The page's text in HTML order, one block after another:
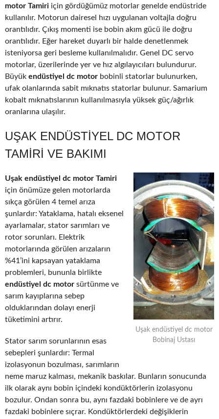
motor Tamiri için gördüğümüz motorlar genelde endüstride
kullanılır. Motorun dairesel hızı uygulanan voltajla doğru
orantılıdır. Çıkış momenti ise bobin akım gücü ile doğru
orantılıdır. Eğer hareket duyarlı bir halde denetlenmek
isteniyorsa geri besleme kullanılmalıdır. Genel DC servo
motorlar, üzerilerinde yer ve hız algılayıcıları bulundurur.
Büyük endüstiyel dc motor bobinli statorlar bulunurken,
ufak olanlarında sabit mıknatıs statorlar bulunur. Samarium
kobalt mıknatıslarının kullanılmasıyla yüksek güç/ağırlık
oranlarına ulaşılır.
UŞAK ENDÜSTIYEL DC MOTOR
TAMIRI VE BAKIMI
Uşak endüstiyel dc motor
Bobinaj Ustası
Uşak endüstiyel dc motor Tamiri
için önümüze gelen motorlarda
sıkça görülen 4 temel arıza
şunlardır: Yataklama, hatalı eksenel
ayarlamalar, stator sarımları ve
rotor sorunları. Elektrik
motorlarında görülen arızaların
%41’ini kapsayan yataklama
problemleri, bununla birlikte
endüstiyel dc motor sürtünme ve
sarım kayıplarına sebep
olduklarından dolayı enerji
tüketimini artırır.
Stator sarım sorunlarının esas
sebepleri şunlardır: Termal
izolasyonun bozulması, sarımların
neme maruz kalması, mekanik baskılar. Bunların sonucunda
ilk olarak aynı bobin içindeki kondüktörlerin izolasyonu
bozulur. Ondan sonra bu, aynı fazdaki bobinlere ve de ayrı
fazdaki bobinlere sıçrar. Kondüktörlerdeki değişiklerin